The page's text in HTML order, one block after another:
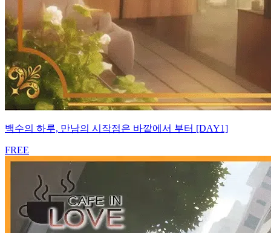
백수의 하루, 만남의 시작점은 바깥에서 부터 [DAY1]
FREE